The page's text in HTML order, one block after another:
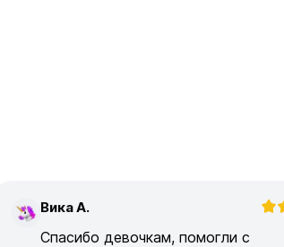
В Вика А.
Спасибо девочкам, помогли с